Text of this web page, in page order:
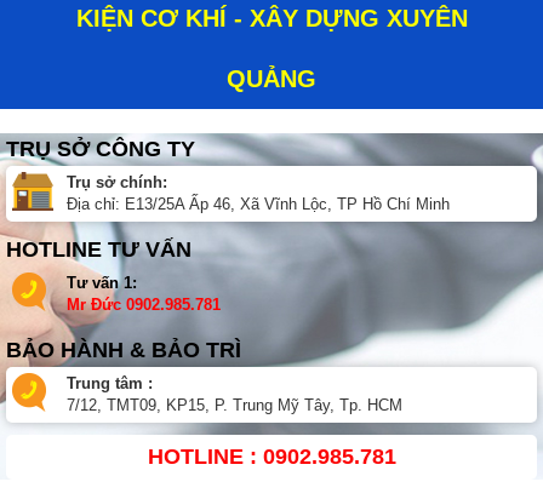
KIỆN CƠ KHÍ - XÂY DỰNG XUYÊN
QUẢNG
TRỤ SỞ CÔNG TY
Trụ sở chính:
Địa chỉ: E13/25A Ấp 46, Xã Vĩnh Lộc, TP Hồ Chí Minh
HOTLINE TƯ VẤN
Tư vấn 1:
Mr Đức 0902.985.781
BẢO HÀNH & BẢO TRÌ
Trung tâm :
7/12, TMT09, KP15, P. Trung Mỹ Tây, Tp. HCM
HOTLINE : 0902.985.781